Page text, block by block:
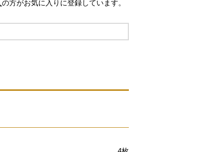
の方がお気に入りに登録しています。